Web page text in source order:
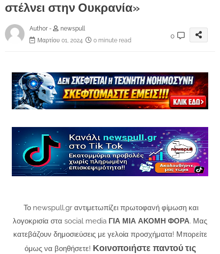
στέλνει στην Ουκρανία»
Author -
newspull
Μαρτίου 01, 2024
0 minute read
0
Το newspull.gr αντιμετωπίζει πρωτοφανή φίμωση και
λογοκρισία στα social media ΓΙΑ ΜΙΑ ΑΚΟΜΗ ΦΟΡΑ. Μας
κατεβάζουν δημοσιεύσεις με γελοία προσχήματα! Μπορείτε
όμως να βοηθήσετε! Κοινοποιήστε παντού τις